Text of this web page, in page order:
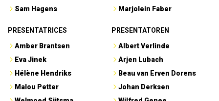
Sam Hagens
Marjolein Faber
PRESENTATRICES
Amber Brantsen
Eva Jinek
Hélène Hendriks
Malou Petter
PRESENTATOREN
Albert Verlinde
Arjen Lubach
Beau van Erven Dorens
Johan Derksen